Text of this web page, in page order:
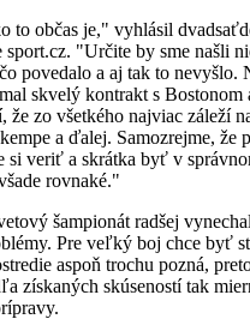
to občas je," vyhlásil
sport.cz. "Určite by sme našli
povedalo a aj tak to nevyšlo.
skvelý kontrakt s Bostonom
že zo všetkého najviac záleží
a ďalej. Samozrejme, že
si veriť a skrátka byť v
rovnaké."
šampionát radšej
Pre veľký boj chce byť
aspoň trochu pozná,
získaných skúseností tak